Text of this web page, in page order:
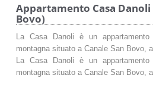
Appartamento Casa Danoli
Bovo)
La Casa Danoli è un
montagna situato a Canale San Bovo,
La Casa Danoli è un
montagna situato a Canale San Bovo,